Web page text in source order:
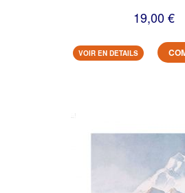
19,00 €
VOIR EN DETAILS